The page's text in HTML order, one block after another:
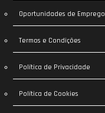
Oportunidades de Emprego
Termos e Condições
Política de Privacidade
Política de Cookies